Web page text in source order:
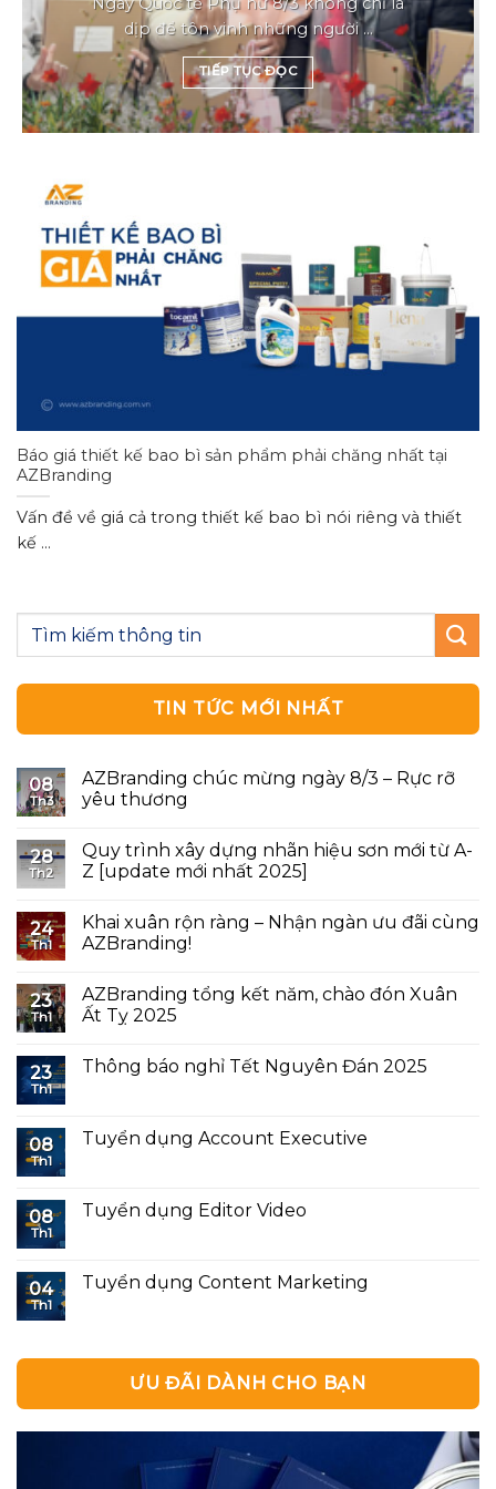
dịp để tôn vinh những người ...
TIẾP TỤC ĐỌC
Báo giá thiết kế bao bì sản phẩm phải chăng nhất tại
AZBranding
Vấn đề về giá cả trong thiết kế bao bì nói riêng và thiết
kế ...
TIN TỨC MỚI NHẤT
08
Th3
AZBranding chúc mừng ngày 8/3 – Rực rỡ
yêu thương
28
Th2
Quy trình xây dựng nhãn hiệu sơn mới từ A-
Z [update mới nhất 2025]
24
Th1
Khai xuân rộn ràng – Nhận ngàn ưu đãi cùng
AZBranding!
23
Th1
AZBranding tổng kết năm, chào đón Xuân
Ất Tỵ 2025
23
Th1
Thông báo nghỉ Tết Nguyên Đán 2025
08
Th1
Tuyển dụng Account Executive
08
Th1
Tuyển dụng Editor Video
04
Th1
Tuyển dụng Content Marketing
ƯU ĐÃI DÀNH CHO BẠN